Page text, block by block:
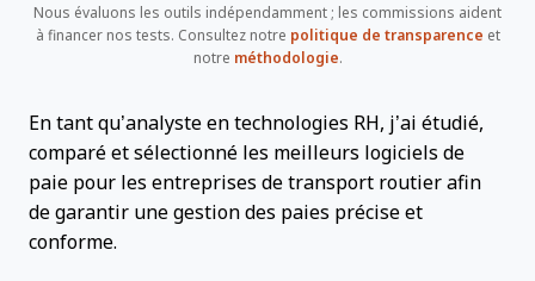
Nous évaluons les outils indépendamment ; les commissions aident
à financer nos tests. Consultez notre politique de transparence et
notre méthodologie.
En tant qu’analyste en technologies RH, j’ai étudié,
comparé et sélectionné les meilleurs logiciels de
paie pour les entreprises de transport routier afin
de garantir une gestion des paies précise et
conforme.